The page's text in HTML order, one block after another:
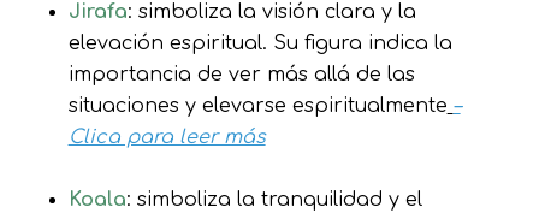
Jirafa: simboliza la visión clara y la
elevación espiritual. Su figura indica la
importancia de ver más allá de las
situaciones y elevarse espiritualmente –
Clica para leer más
Koala: simboliza la tranquilidad y el